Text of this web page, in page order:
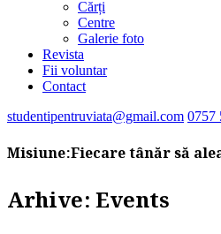
Cărți
Centre
Galerie foto
Revista
Fii voluntar
Contact
studentipentruviata@gmail.com 0757
Misiune:Fiecare tânăr să
Arhive:Events